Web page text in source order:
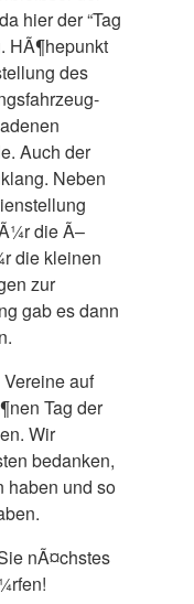
hier der “Tag
HÃ¶hepunkt
des
Auch der
Neben
die Ã–
die kleinen
zur
gab es dann
auf
Tag der
Wir
bedanken,
haben und so
nÃ¤chstes